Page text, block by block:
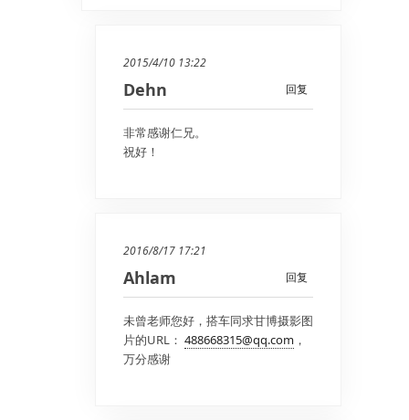
2015/4/10 13:22
回复
Dehn
非常感谢仁兄。
祝好！
2016/8/17 17:21
回复
Ahlam
未曾老师您好，搭车同求甘博摄影图
片的URL： 488668315@qq.com ，
万分感谢